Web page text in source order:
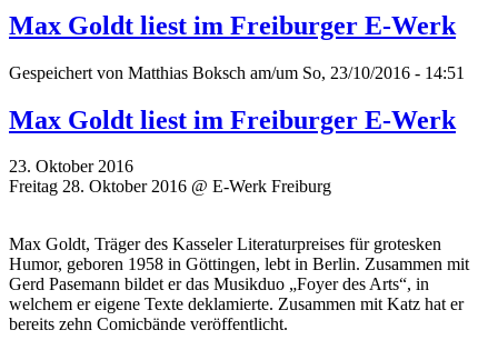
Max Goldt liest im Freiburger E-Werk
Gespeichert von Matthias Boksch am/um So, 23/10/2016 - 14:51
Max Goldt liest im Freiburger E-Werk
23. Oktober 2016
Freitag 28. Oktober 2016 @ E-Werk Freiburg
Max Goldt, Träger des Kasseler Literaturpreises für grotesken
Humor, geboren 1958 in Göttingen, lebt in Berlin. Zusammen mit
Gerd Pasemann bildet er das Musikduo „Foyer des Arts“, in
welchem er eigene Texte deklamierte. Zusammen mit Katz hat er
bereits zehn Comicbände veröffentlicht.